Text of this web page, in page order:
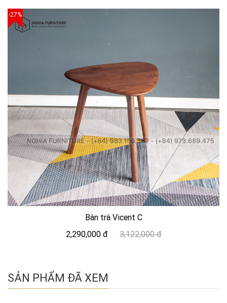
-27%
Bàn trà Vicent C
2,290,000 đ
3,122,000 đ
SẢN PHẨM ĐÃ XEM